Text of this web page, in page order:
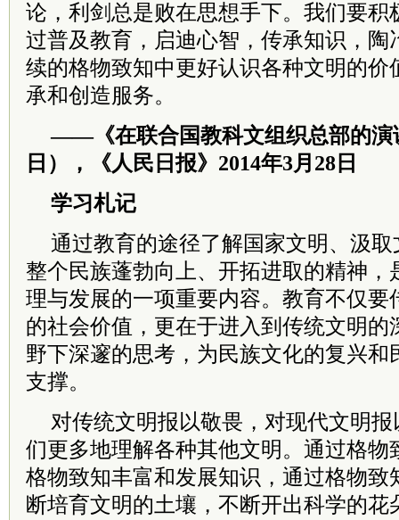
论，利剑总是败在思想手下。我们要积
过普及教育，启迪心智，传承知识，陶
续的格物致知中更好认识各种文明的价
承和创造服务。
——《在联合国教科文组织总部的演
日），《人民日报》2014年3月28日
学习札记
通过教育的途径了解国家文明、汲
整个民族蓬勃向上、开拓进取的精神，
理与发展的一项重要内容。教育不仅要
的社会价值，更在于进入到传统文明的
野下深邃的思考，为民族文化的复兴和
支撑。
对传统文明报以敬畏，对现代文明
们更多地理解各种其他文明。通过格物
格物致知丰富和发展知识，通过格物致
断培育文明的土壤，不断开出科学的花